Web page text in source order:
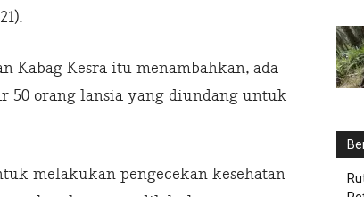
Kabag Kesra itu menambahkan, ada
50 orang lansia yang diundang untuk
melakukan pengecekan kesehatan